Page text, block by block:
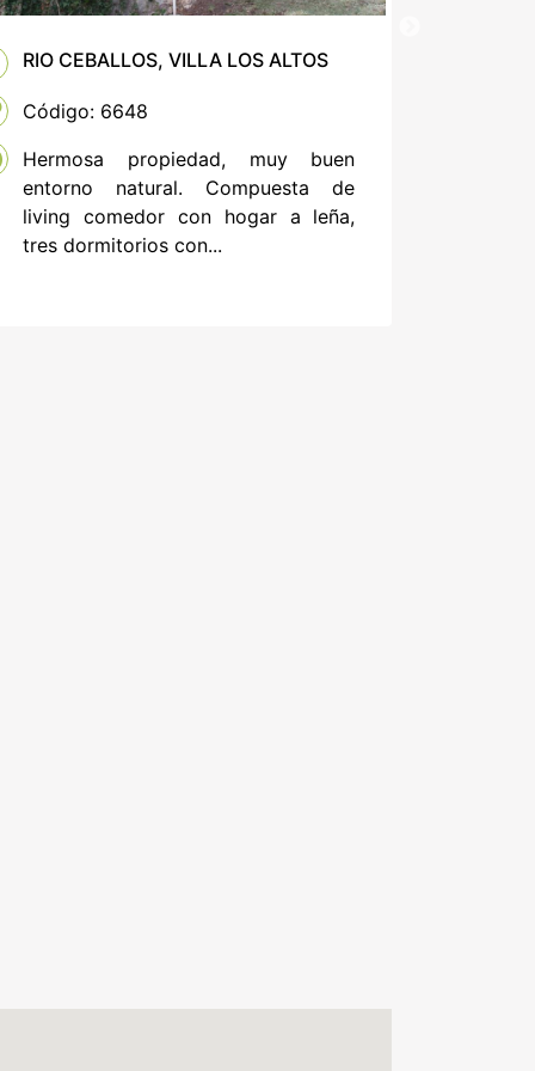
RIO CEBALLOS, VILLA LOS ALTOS
Código: 6648
Hermosa propiedad, muy buen
entorno natural. Compuesta de
living comedor con hogar a leña,
tres dormitorios con...